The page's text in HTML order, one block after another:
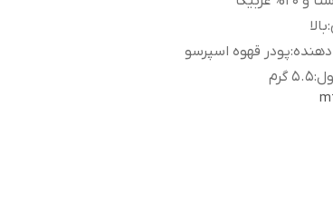
:بالا
:پودر قهوه اسپرسو
:5.5 گرم